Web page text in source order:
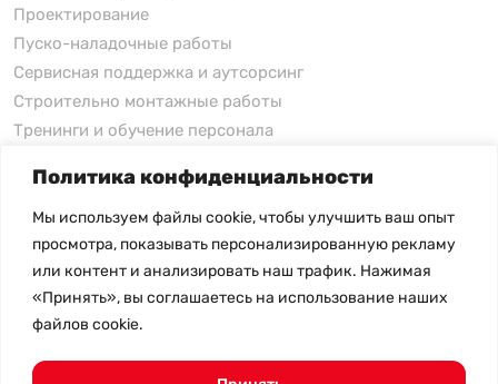
Политика конфиденциальности
Мы используем файлы cookie, чтобы улучшить ваш опыт
просмотра, показывать персонализированную рекламу
или контент и анализировать наш трафик. Нажимая
«Принять», вы соглашаетесь на использование наших
файлов cookie.
Проектирование
Пуско-наладочные работы
Сервисная поддержка и аутсорсинг
Строительно монтажные работы
Тренинги и обучение персонала
xFusion
xFusion
xFusion AI Solution
Цены на товары не являются публичной офертой и
- Политика конфиденциальности- Возврат товара